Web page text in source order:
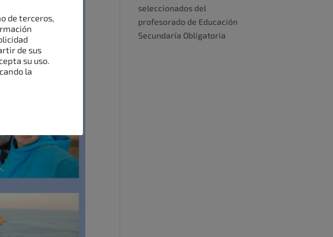
seleccionados del
profesorado de Educación
Secundaría Obligatoria
de terceros,
de sus
su uso.
la